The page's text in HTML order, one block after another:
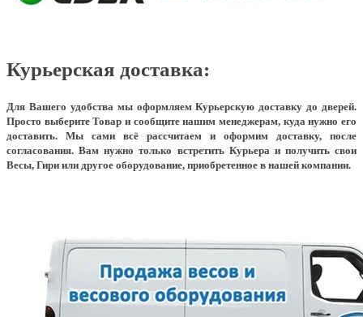
Курьерская доставка:
Для Вашего удобства мы оформляем Курьерскую доставку до дверей.
Просто выберите Товар и сообщите нашим менеджерам, куда нужно его
доставить. Мы сами всё рассчитаем и оформим доставку, после
согласования. Вам нужно только встретить Курьера и получить свои
Весы, Гири или другое оборудование, приобретенное в нашей компании.